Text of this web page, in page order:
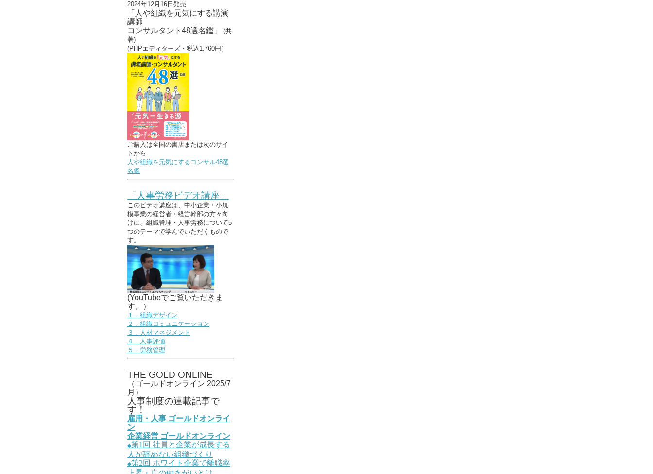
2024年12月16日発売
「人や組織を元気にする講演
講師
コンサルタント48選名鑑」 (共
著)
(PHPエディターズ・税込1,760円）
ご購入は全国の書店または次のサイ
トから
人や組織を元気にするコンサル48選
名鑑
「人事労務ビデオ講座」
このビデオ講座は、中小企業・小規
模事業の経営者・経営幹部の方々向
けに、組織管理・人事労務について5
つのテーマで学んでいただくもので
す。
(YouTubeでご覧いただきま
す。）
１．組織デザイン
２．組織コミュニケーション
３．人材マネジメント
４．人事評価
５．労務管理
THE GOLD ONLINE
（ゴールドオンライン 2025/7
月）
人事制度の連載記事で
す！
雇用・人事 ゴールドオンライ
ン
企業経営 ゴールドオンライン
◆第1 回 社員と企業が成長する
人が辞めない組織づくり
◆第2回 ホワイト企業で離職率